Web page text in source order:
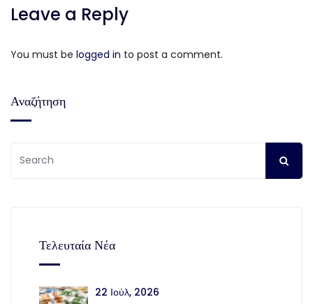
Leave a Reply
You must be logged in to post a comment.
Αναζήτηση
Τελευταία Νέα
22 Ιούλ, 2026